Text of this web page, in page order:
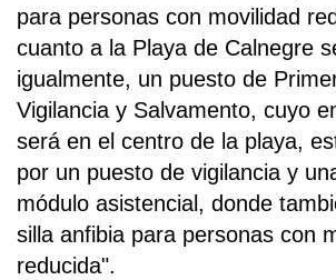
para personas con movilidad
cuanto a la Playa de Calnegre
igualmente, un puesto de
Vigilancia y Salvamento, cuyo
será en el centro de la playa,
por un puesto de vigilancia y
módulo asistencial, donde
silla anfibia para personas con
reducida".